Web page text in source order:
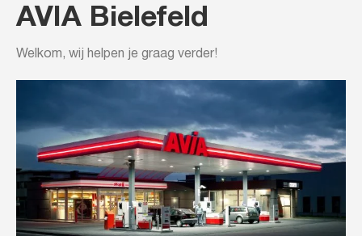
AVIA Bielefeld
Welkom, wij helpen je graag verder!